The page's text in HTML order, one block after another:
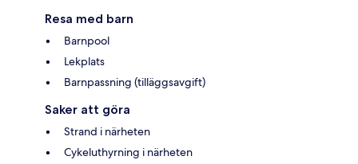
Resa med barn
Barnpool
Lekplats
Barnpassning (tilläggsavgift)
Saker att göra
Strand i närheten
Cykeluthyrning i närheten